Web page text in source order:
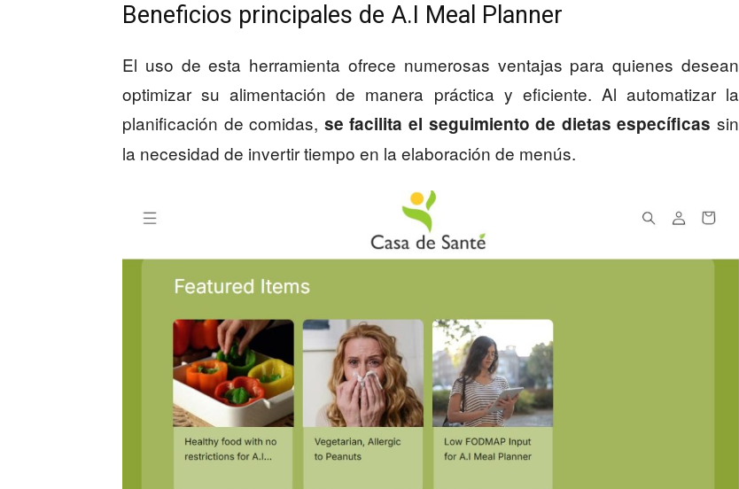
Beneficios principales de A.I Meal Planner
El uso de esta herramienta ofrece numerosas ventajas para quienes desean
optimizar su alimentación de manera práctica y eficiente. Al automatizar la
planificación de comidas, se facilita el seguimiento de dietas específicas sin
la necesidad de invertir tiempo en la elaboración de menús.